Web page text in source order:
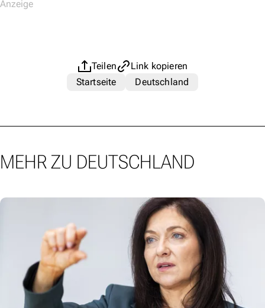
Teilen
Link kopieren
Startseite
Deutschland
MEHR ZU DEUTSCHLAND